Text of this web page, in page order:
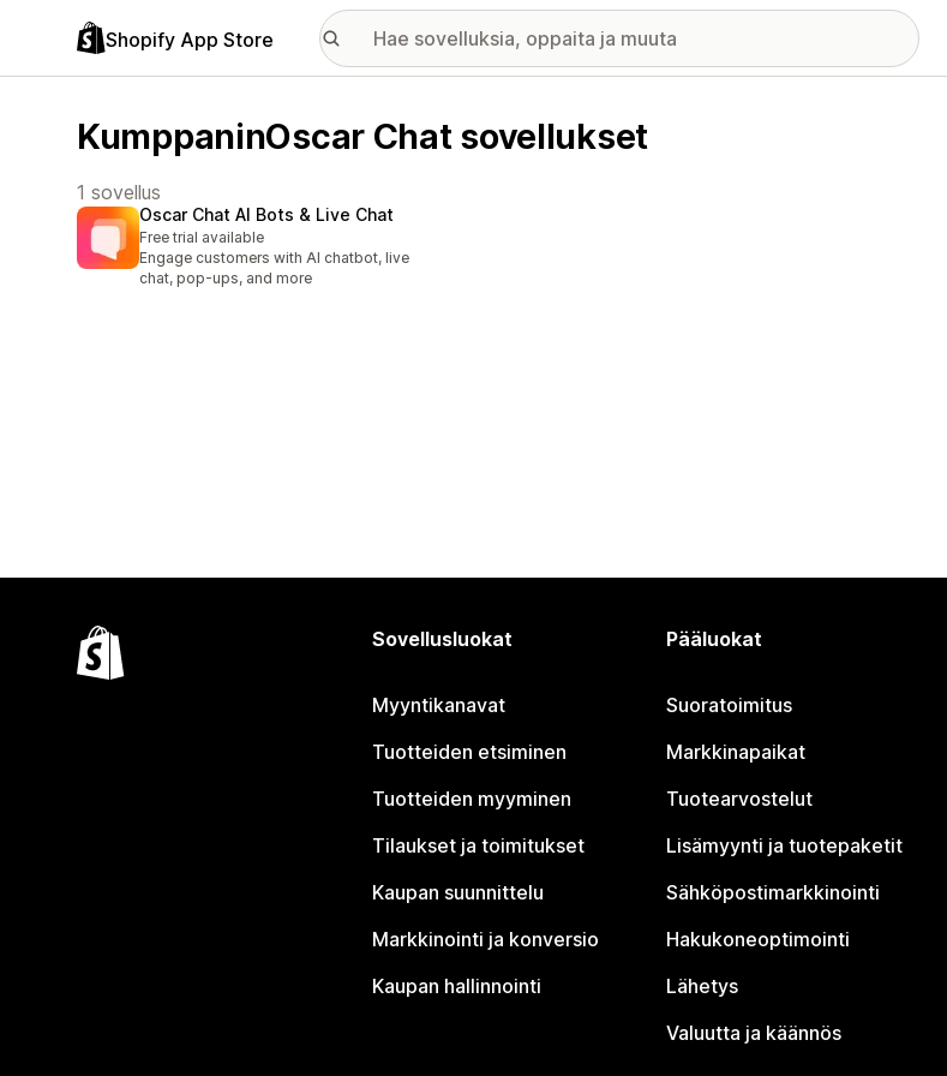
Shopify App Store
KumppaninOscar Chat sovellukset
1 sovellus
Oscar Chat AI Bots & Live Chat
Free trial available
Engage customers with AI chatbot, live
chat, pop-ups, and more
Sovellusluokat
Myyntikanavat
Tuotteiden etsiminen
Tuotteiden myyminen
Tilaukset ja toimitukset
Kaupan suunnittelu
Markkinointi ja konversio
Kaupan hallinnointi
Pääluokat
Suoratoimitus
Markkinapaikat
Tuotearvostelut
Lisämyynti ja tuotepaketit
Sähköpostimarkkinointi
Hakukoneoptimointi
Lähetys
Valuutta ja käännös